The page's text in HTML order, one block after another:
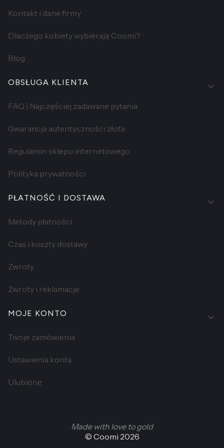
Kontakt i dane firmy
Dlaczego kobiety wybierają Coomi?
Blog
OBSŁUGA KLIENTA
FAQ | Najczęściej zadawane pytania
Gwarancja autentyczności złota
Regulamin sklepu internetowego
Polityka prywatności
PŁATNOŚĆ I DOSTAWA
Metody płatności
Czas i koszty dostawy
Zwroty
Zwroty i reklamacje
MOJE KONTO
Twoje zamówienia
Ustawienia konta
Ulubione
Made with love to gold
© Coomi 2026